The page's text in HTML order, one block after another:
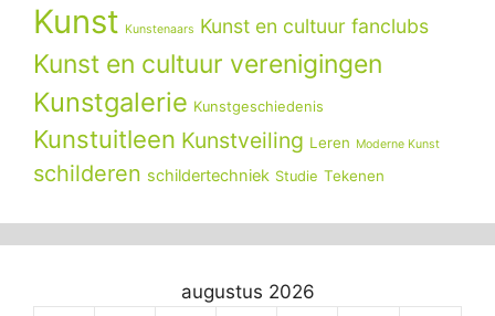
Kunst Kunstenaars Kunst en cultuur fanclubs
Kunst en cultuur verenigingen
Kunstgalerie Kunstgeschiedenis
Kunstuitleen Kunstveiling Leren Moderne Kunst
schilderen schildertechniek Studie Tekenen
augustus 2026